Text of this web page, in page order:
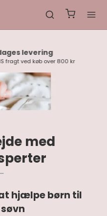
levering
ved køb over 800 kr
med
hjælpe børn til